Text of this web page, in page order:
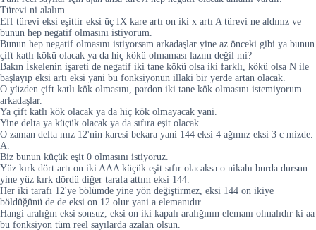
Türevi ni alalım.
Eff türevi eksi eşittir eksi üç IX kare artı on iki x artı A türevi ne aldınız ve
bunun hep negatif olmasını istiyorum.
Bunun hep negatif olmasını istiyorsam arkadaşlar yine az önceki gibi ya bunun
çift katlı kökü olacak ya da hiç kökü olmaması lazım değil mi?
Bakın İskelenin işareti de negatif iki tane kökü olsa iki farklı, kökü olsa N ile
başlayıp eksi artı eksi yani bu fonksiyonun illaki bir yerde artan olacak.
O yüzden çift katlı kök olmasını, pardon iki tane kök olmasını istemiyorum
arkadaşlar.
Ya çift katlı kök olacak ya da hiç kök olmayacak yani.
Yine delta ya küçük olacak ya da sıfıra eşit olacak.
O zaman delta mız 12'nin karesi bekara yani 144 eksi 4 ağımız eksi 3 c mizde.
A.
Biz bunun küçük eşit 0 olmasını istiyoruz.
Yüz kırk dört artı on iki AAA küçük eşit sıfır olacaksa o nikahı burda dursun
yine yüz kırk dördü diğer tarafa attım eksi 144.
Her iki tarafı 12'ye bölümde yine yön değiştirmez, eksi 144 on ikiye
böldüğünü de de eksi on 12 olur yani a elemanıdır.
Hangi aralığın eksi sonsuz, eksi on iki kapalı aralığının elemanı olmalıdır ki aa
bu fonksiyon tüm reel sayılarda azalan olsun.